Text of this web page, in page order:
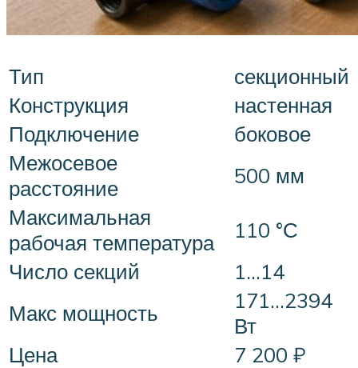
Тип
секционный
Конструкция
настенная
Подключение
боковое
Межосевое
расстояние
500 мм
Максимальная
рабочая температура
110 °С
Число секций
1…14
Макс мощность
171…2394
Вт
Цена
7 200 ₽